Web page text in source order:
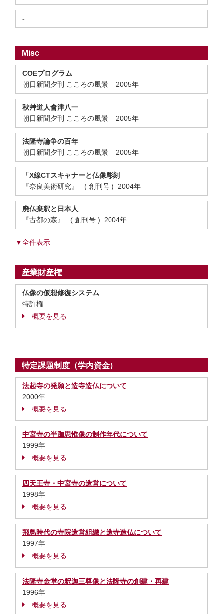
-
Misc
COEプログラム
朝日新聞夕刊 こころの風景 2005年
秋艸道人會津八一
朝日新聞夕刊 こころの風景 2005年
法隆寺論争の百年
朝日新聞夕刊 こころの風景 2005年
「X線CTスキャナーと仏像彫刻
『奈良美術研究』 ( 創刊号 ) 2004年
廃仏棄釈と日本人
『古都の森』 ( 創刊号 ) 2004年
▼全件表示
産業財産権
仏像の仮想修復システム
特許権
概要を見る
特定課題制度（学内資金）
法起寺の発願と造寺造仏について
2000年
概要を見る
中宮寺の半跏思惟像の制作年代について
1999年
概要を見る
四天王寺・中宮寺の造営について
1998年
概要を見る
飛鳥時代の寺院造営組織と造寺造仏について
1997年
概要を見る
法隆寺金堂の釈迦三尊像と法隆寺の創建・再建
1996年
概要を見る